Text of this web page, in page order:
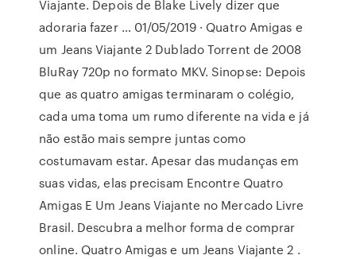
Viajante. Depois de Blake Lively dizer que
adoraria fazer … 01/05/2019 · Quatro Amigas e
um Jeans Viajante 2 Dublado Torrent de 2008
BluRay 720p no formato MKV. Sinopse: Depois
que as quatro amigas terminaram o colégio,
cada uma toma um rumo diferente na vida e já
não estão mais sempre juntas como
costumavam estar. Apesar das mudanças em
suas vidas, elas precisam Encontre Quatro
Amigas E Um Jeans Viajante no Mercado Livre
Brasil. Descubra a melhor forma de comprar
online. Quatro Amigas e um Jeans Viajante 2 .